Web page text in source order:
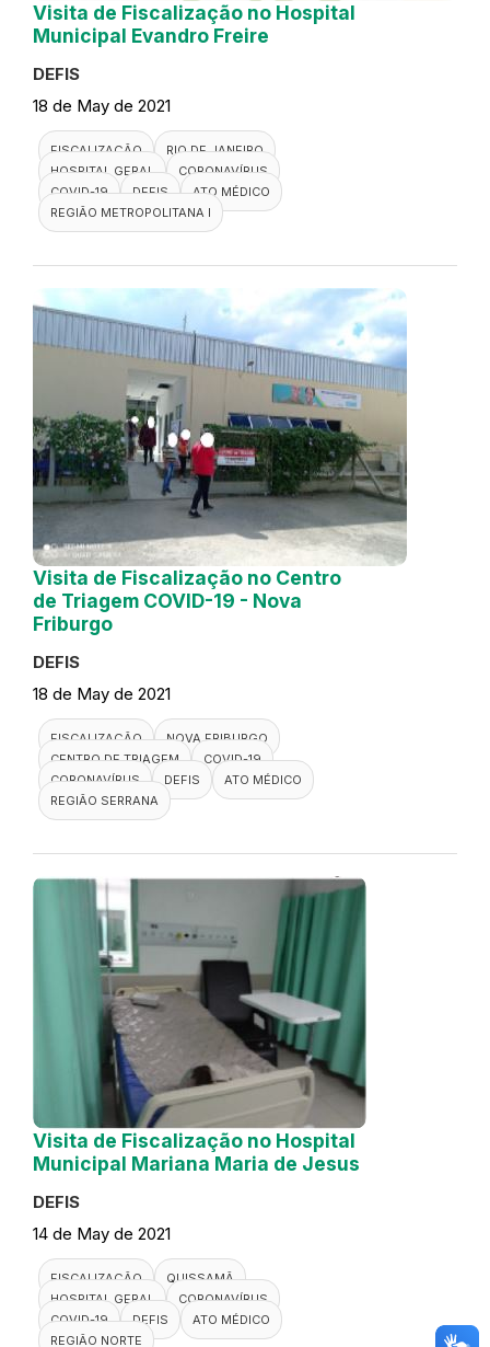
Visita de Fiscalização no Hospital
Municipal Evandro Freire
DEFIS
18 de May de 2021
FISCALIZAÇÃO
RIO DE JANEIRO
HOSPITAL GERAL
CORONAVÍRUS
COVID-19
DEFIS
ATO MÉDICO
REGIÃO METROPOLITANA I
Visita de Fiscalização no Centro
de Triagem COVID-19 - Nova
Friburgo
DEFIS
18 de May de 2021
FISCALIZAÇÃO
NOVA FRIBURGO
CENTRO DE TRIAGEM
COVID-19
CORONAVÍRUS
DEFIS
ATO MÉDICO
REGIÃO SERRANA
Visita de Fiscalização no Hospital
Municipal Mariana Maria de Jesus
DEFIS
14 de May de 2021
FISCALIZAÇÃO
QUISSAMÃ
HOSPITAL GERAL
CORONAVÍRUS
COVID-19
DEFIS
ATO MÉDICO
REGIÃO NORTE